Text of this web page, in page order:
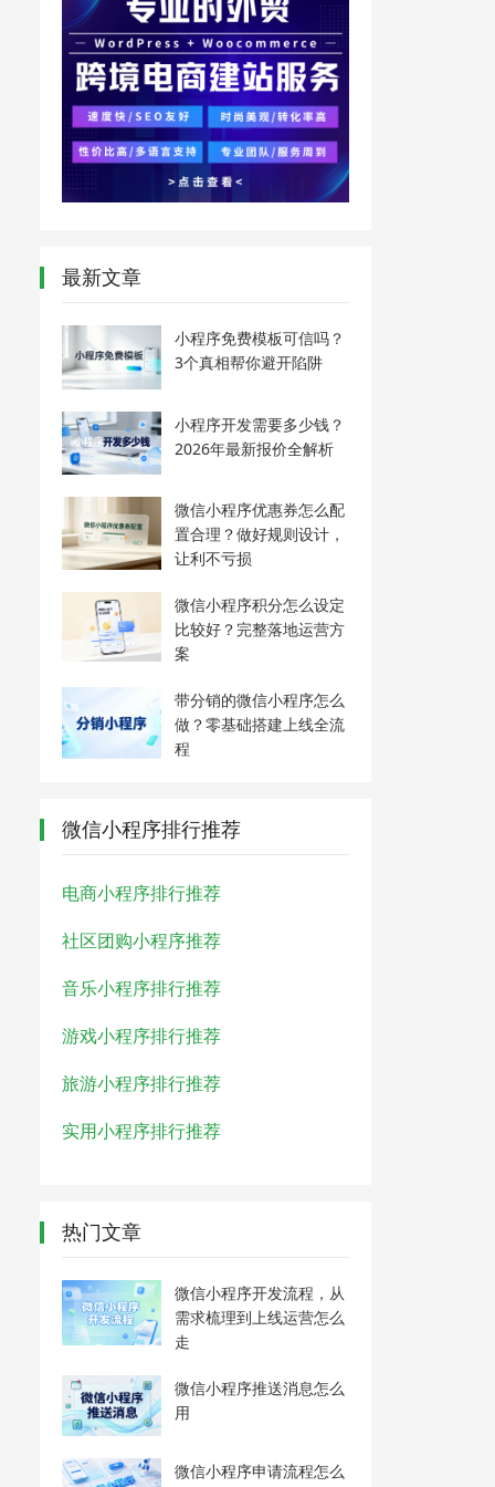
最新文章
小程序免费模板可信吗？
3个真相帮你避开陷阱
小程序开发需要多少钱？
2026年最新报价全解析
微信小程序优惠券怎么配
置合理？做好规则设计，
让利不亏损
微信小程序积分怎么设定
比较好？完整落地运营方
案
带分销的微信小程序怎么
做？零基础搭建上线全流
程
微信小程序排行推荐
电商小程序排行推荐
社区团购小程序推荐
音乐小程序排行推荐
游戏小程序排行推荐
旅游小程序排行推荐
实用小程序排行推荐
热门文章
微信小程序开发流程，从
需求梳理到上线运营怎么
走
微信小程序推送消息怎么
用
微信小程序申请流程怎么